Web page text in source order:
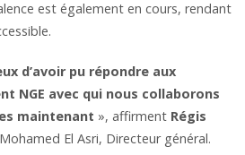
est également en cours, rendant
d’avoir pu répondre aux
NGE avec qui nous collaborons
maintenant », affirment Régis
El Asri, Directeur général.